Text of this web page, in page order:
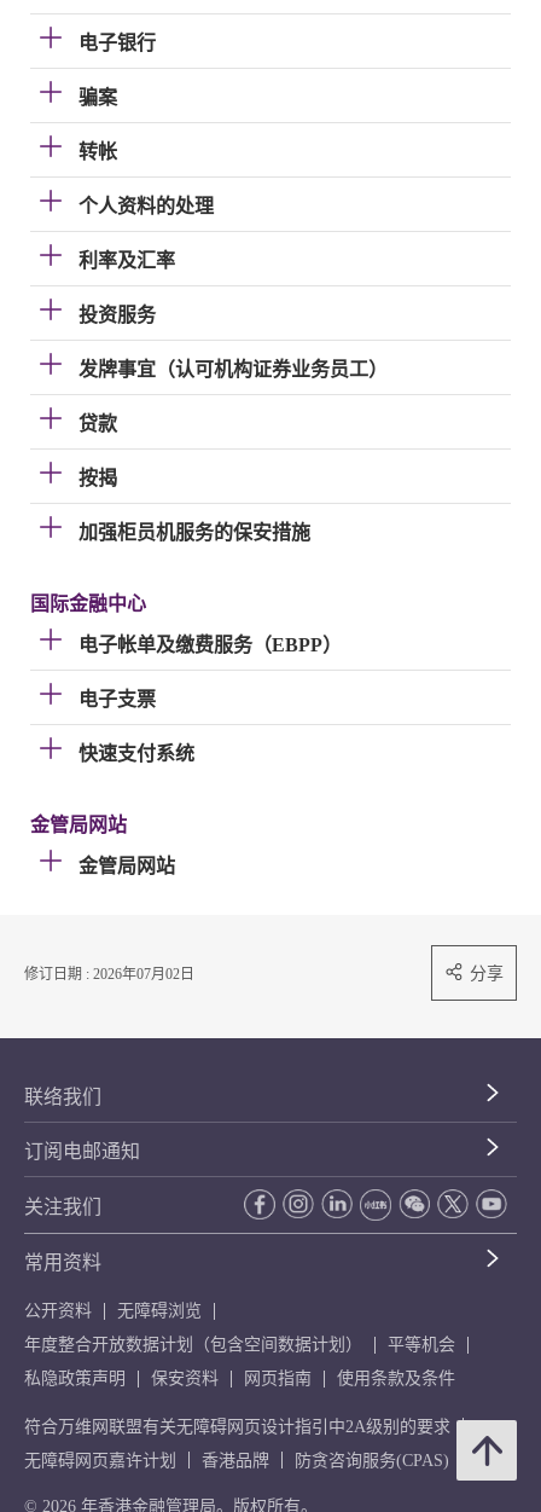
电子银行
骗案
转帐
个人资料的处理
利率及汇率
投资服务
发牌事宜（认可机构证券业务员工）
贷款
按揭
加强柜员机服务的保安措施
国际金融中心
电子帐单及缴费服务（EBPP）
电子支票
快速支付系统
金管局网站
金管局网站
修订日期 : 2026年07月02日 分享
联络我们
订阅电邮通知
关注我们
常用资料
公开资料
无障碍浏览
年度整合开放数据计划（包含空间数据计划）
平等机会
私隐政策声明
保安资料 网页指南 使用条款及条件
符合万维网联盟有关无障碍网页设计指引中2A级别的要求
无障碍网页嘉许计划
香港品牌 防贪咨询服务(CPAS)
© 2026 年香港金融管理局。版权所有。